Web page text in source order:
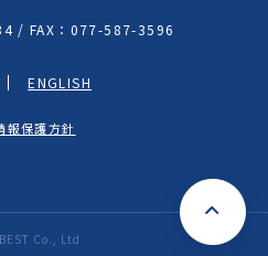
/ FAX：077-587-3596
ENGLISH
報保護方針
Co., Ltd